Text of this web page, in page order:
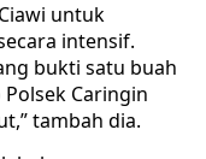
untuk
intensif.
bukti satu buah
Caringin
tambah dia.